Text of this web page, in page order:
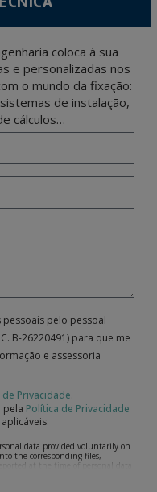
coloca à sua
e personalizadas nos
o mundo da fixação:
de instalação,
cálculos…
pelo pessoal
B-26220491) para que me
e assessoria
de Privacidade.
pela Política de Privacidade
data provided voluntarily on
the corresponding files,
at the time of personal data
or question, established